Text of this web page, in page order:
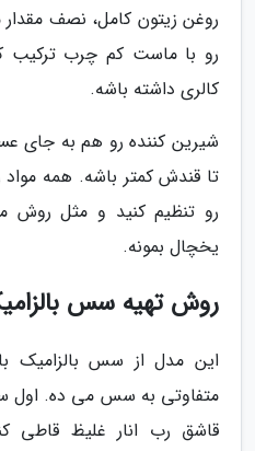
روغن زیتون کامل، نصف مقدار
رو با ماست کم چرب ترکیب
کالری داشته باشه.
شیرین کننده رو هم به جای
تا قندش کمتر باشه. همه مواد
رو تنظیم کنید و مثل روش
یخچال بمونه.
روش تهیه سس
این مدل از سس بالزامیک
متفاوتی به سس می ده. اول
قاشق رب انار غلیظ قاطی